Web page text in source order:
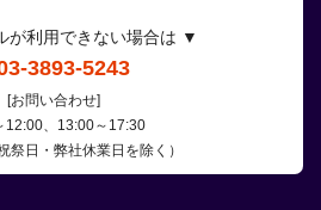
が利用できない場合は ▼
3893-5243
[お問い合わせ]
12:00、13:00～17:30
祭日・弊社休業日を除く）